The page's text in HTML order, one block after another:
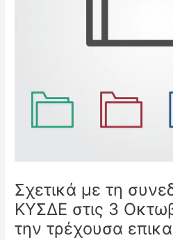
Σχετικά με τη
ΚΥΣΔΕ στις 3
την τρέχουσα